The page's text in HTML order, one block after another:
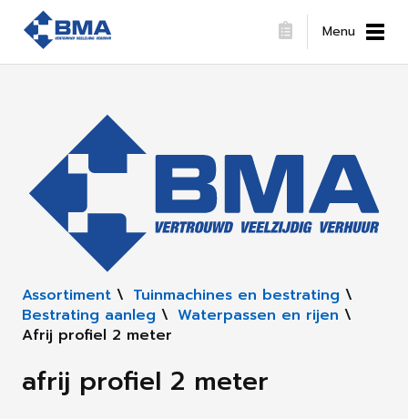
Menu
Assortiment \ Tuinmachines en bestrating \
Bestrating aanleg \ Waterpassen en rijen \
Afrij profiel 2 meter
afrij profiel 2 meter